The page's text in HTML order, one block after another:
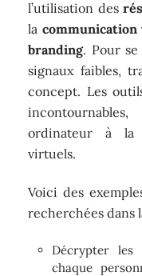
l’utilisation des
la communication
branding. Pour
signaux faibles,
concept. Les
ordinateur à la
virtuels.
Voici des
recherchées dans
Décrypter les
chaque